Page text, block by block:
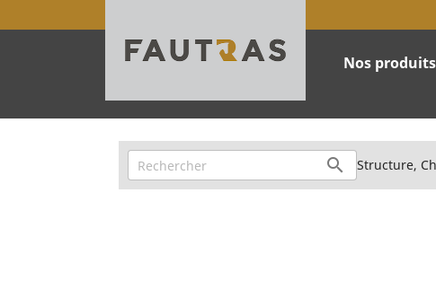
Nos produits
 Structure,